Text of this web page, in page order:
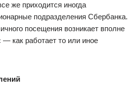
же приходится иногда
подразделения Сбербанка.
посещения возникает вполне
как работает то или иное